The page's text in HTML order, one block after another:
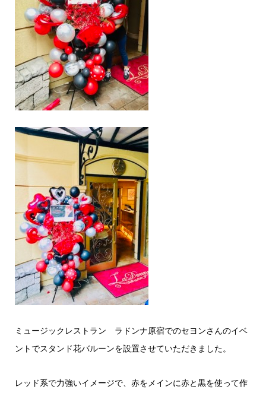
ミュージックレストラン ラドンナ原宿でのセヨンさんのイベ
ントでスタンド花バルーンを設置させていただきました。
レッド系で力強いイメージで、赤をメインに赤と黒を使って作